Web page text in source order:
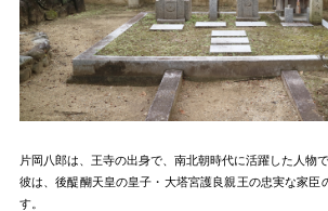
片岡八郎は、王寺の出身で、南北朝時代に活躍した人物で
彼は、後醍醐天皇の皇子・大塔宮護良親王の忠実な家臣
す。